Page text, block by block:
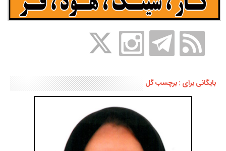
بایگانی برای : برچسب گل